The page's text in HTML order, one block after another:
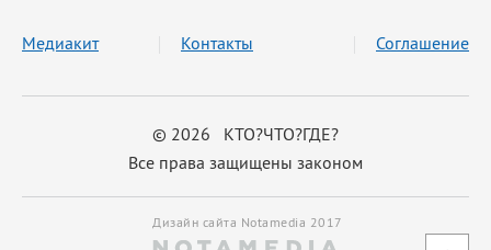
© 2026 КТО?ЧТО?ГДЕ?
Все права защищены законом
Медиакит Контакты Соглашение
Дизайн сайта Notamedia 2017